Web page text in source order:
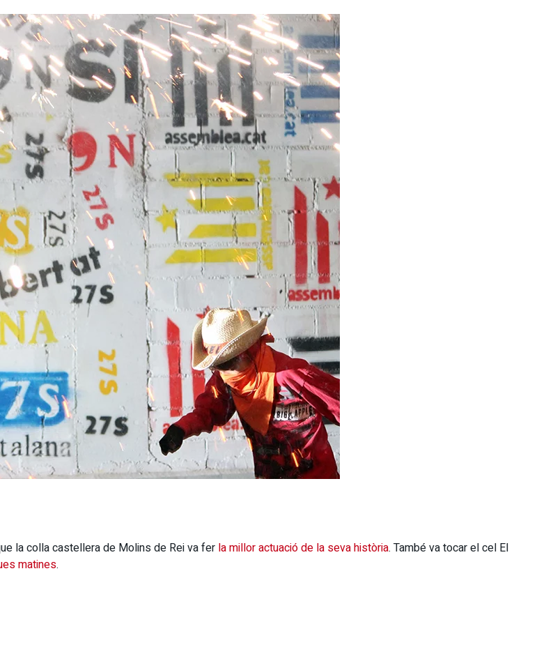
la colla castellera de Molins de Rei va fer la millor actuació de la seva història. També va tocar el cel El
matines.